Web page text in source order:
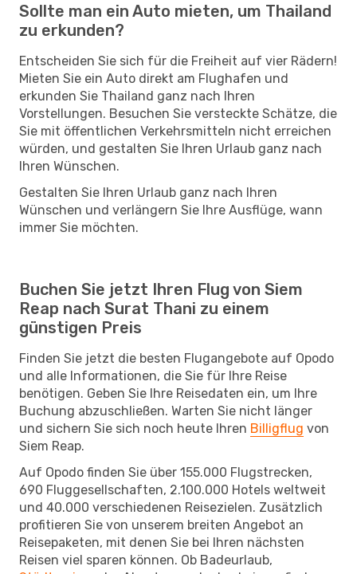
Sollte man ein Auto mieten, um Thailand
zu erkunden?
Entscheiden Sie sich für die Freiheit auf vier Rädern!
Mieten Sie ein Auto direkt am Flughafen und
erkunden Sie Thailand ganz nach Ihren
Vorstellungen. Besuchen Sie versteckte Schätze, die
Sie mit öffentlichen Verkehrsmitteln nicht erreichen
würden, und gestalten Sie Ihren Urlaub ganz nach
Ihren Wünschen.
Gestalten Sie Ihren Urlaub ganz nach Ihren
Wünschen und verlängern Sie Ihre Ausflüge, wann
immer Sie möchten.
Buchen Sie jetzt Ihren Flug von Siem
Reap nach Surat Thani zu einem
günstigen Preis
Finden Sie jetzt die besten Flugangebote auf Opodo
und alle Informationen, die Sie für Ihre Reise
benötigen. Geben Sie Ihre Reisedaten ein, um Ihre
Buchung abzuschließen. Warten Sie nicht länger
und sichern Sie sich noch heute Ihren Billigflug von
Siem Reap.
Auf Opodo finden Sie über 155.000 Flugstrecken,
690 Fluggesellschaften, 2.100.000 Hotels weltweit
und 40.000 verschiedenen Reisezielen. Zusätzlich
profitieren Sie von unserem breiten Angebot an
Reisepaketen, mit denen Sie bei Ihren nächsten
Reisen viel sparen können. Ob Badeurlaub,